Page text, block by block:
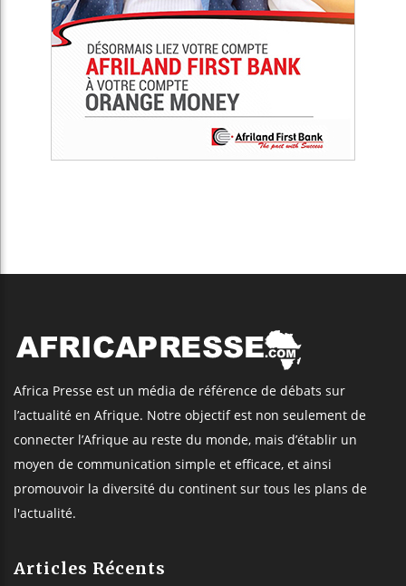
Africa Presse est un média de référence de débats sur
l’actualité en Afrique. Notre objectif est non seulement de
connecter l’Afrique au reste du monde, mais d’établir un
moyen de communication simple et efficace, et ainsi
promouvoir la diversité du continent sur tous les plans de
l'actualité.
Articles Récents